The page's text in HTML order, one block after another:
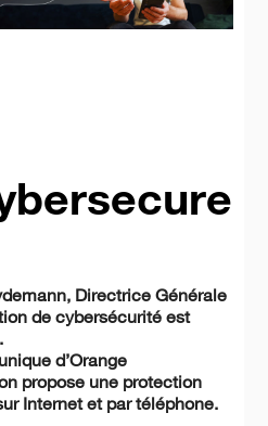
Directrice Générale
de cybersécurité est
d’Orange
propose une protection
Internet et par téléphone.